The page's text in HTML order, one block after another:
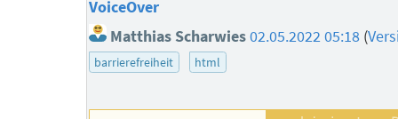
VoiceOver
Matthias Scharwies 02.05.2022 05:18 (
barrierefreiheit html